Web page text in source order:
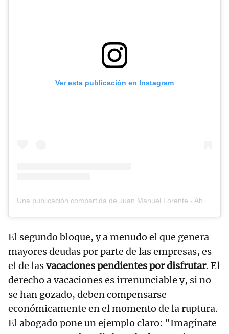
Ver esta publicación en Instagram
El segundo bloque, y a menudo el que genera
mayores deudas por parte de las empresas, es
el de lasvacaciones pendientes por disfrutar. El
derecho a vacaciones es irrenunciable y, si no
se han gozado, deben compensarse
económicamente en el momento de la ruptura.
El abogado pone un ejemplo claro: "Imagínate